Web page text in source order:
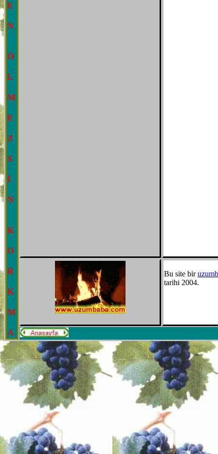
E
N
Ö
L
M
E
Z
S
İ
N
K
O
R
K
M
A
Bu site bir
tarihi 2004.